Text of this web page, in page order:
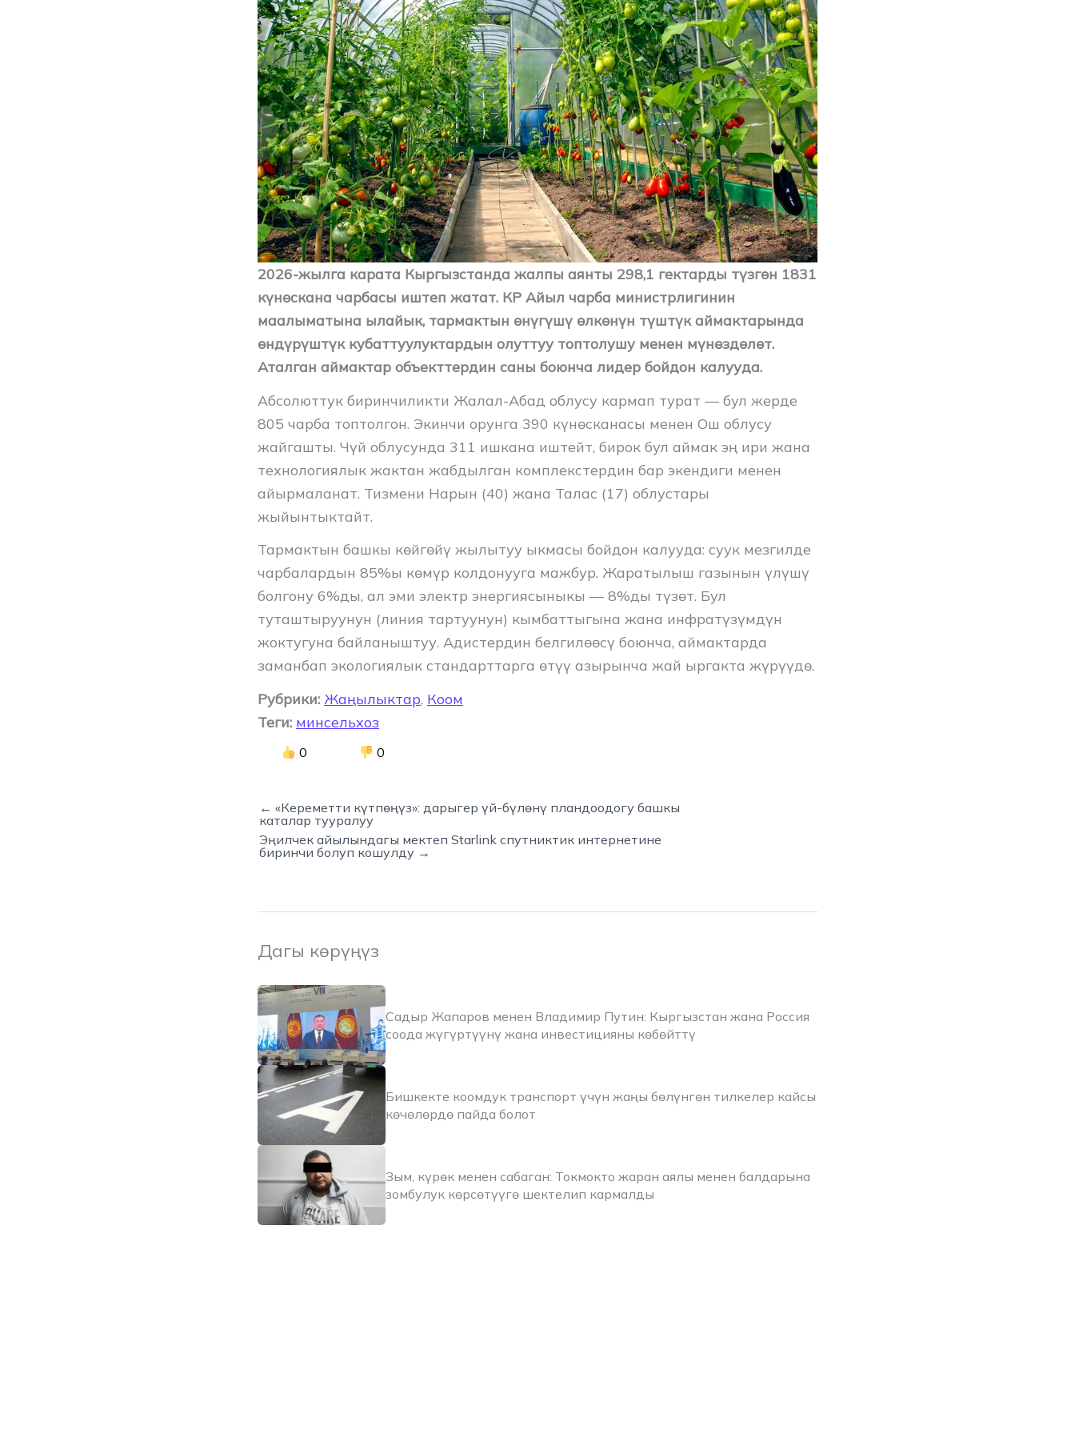
2026-жылга карата Кыргызстанда жалпы аянты 298,1 гектарды түзгөн 1831
күнөскана чарбасы иштеп жатат. КР Айыл чарба министрлигинин
маалыматына ылайык, тармактын өнүгүшү өлкөнүн түштүк аймактарында
өндүрүштүк кубаттуулуктардын олуттуу топтолушу менен мүнөздөлөт.
Аталган аймактар объекттердин саны боюнча лидер бойдон калууда.
Абсолюттук биринчиликти Жалал-Абад облусу кармап турат — бул жерде
805 чарба топтолгон. Экинчи орунга 390 күнөсканасы менен Ош облусу
жайгашты. Чүй облусунда 311 ишкана иштейт, бирок бул аймак эң ири жана
технологиялык жактан жабдылган комплекстердин бар экендиги менен
айырмаланат. Тизмени Нарын (40) жана Талас (17) облустары
жыйынтыктайт.
Тармактын башкы көйгөйү жылытуу ыкмасы бойдон калууда: суук мезгилде
чарбалардын 85%ы көмүр колдонууга мажбур. Жаратылыш газынын үлүшү
болгону 6%ды, ал эми электр энергиясыныкы — 8%ды түзөт. Бул
туташтыруунун (линия тартуунун) кымбаттыгына жана инфратүзүмдүн
жоктугуна байланыштуу. Адистердин белгилөөсү боюнча, аймактарда
заманбап экологиялык стандарттарга өтүү азырынча жай ыргакта жүрүүдө.
Рубрики: Жаңылыктар, Коом
Теги: минсельхоз
0 0
← «Кереметти күтпөңүз»: дарыгер үй-бүлөнү пландоодогу башкы
каталар тууралуу
Эңилчек айылындагы мектеп Starlink спутниктик интернетине
биринчи болуп кошулду →
Дагы көрүңүз
Садыр Жапаров менен Владимир Путин: Кыргызстан жана Россия
соода жүгүртүүнү жана инвестицияны көбөйттү
Бишкекте коомдук транспорт үчүн жаңы бөлүнгөн тилкелер кайсы
көчөлөрдө пайда болот
Зым, күрөк менен сабаган: Токмокто жаран аялы менен балдарына
зомбулук көрсөтүүгө шектелип кармалды